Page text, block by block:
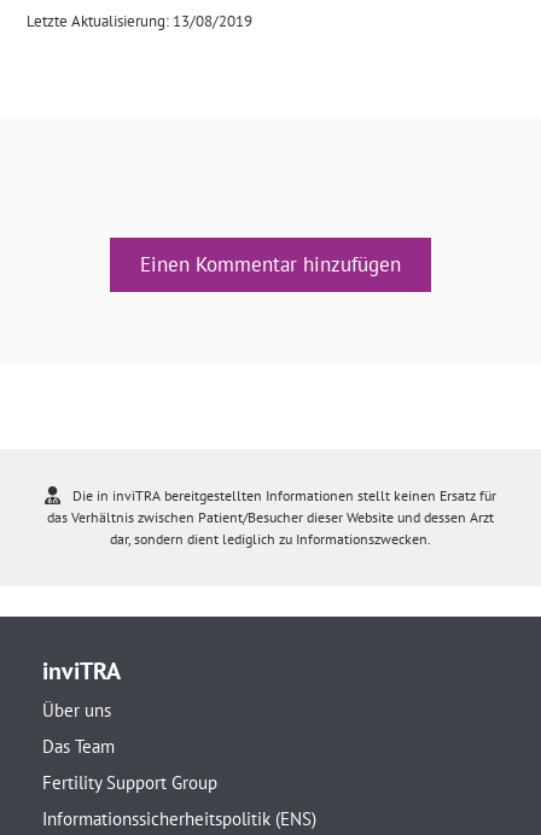
Letzte Aktualisierung: 13/08/2019
Einen Kommentar hinzufügen
Die in inviTRA bereitgestellten Informationen stellt keinen Ersatz für
das Verhältnis zwischen Patient/Besucher dieser Website und dessen Arzt
dar, sondern dient lediglich zu Informationszwecken.
inviTRA
Über uns
Das Team
Fertility Support Group
Informationssicherheitspolitik (ENS)